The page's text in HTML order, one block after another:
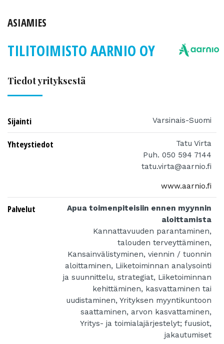
ASIAMIES
TILITOIMISTO AARNIO OY
Tiedot yrityksestä
Sijainti Varsinais-Suomi
Yhteystiedot
Tatu Virta
Puh. 050 594 7144
tatu.virta@aarnio.fi
www.aarnio.fi
Palvelut
Apua toimenpiteisiin ennen myynnin
aloittamista
Kannattavuuden parantaminen,
talouden terveyttäminen,
Kansainvälistyminen, viennin / tuonnin
aloittaminen, Liiketoiminnan analysointi
ja suunnittelu, strategiat, Liiketoiminnan
kehittäminen, kasvattaminen tai
uudistaminen, Yrityksen myyntikuntoon
saattaminen, arvon kasvattaminen,
Yritys- ja toimialajärjestelyt; fuusiot,
jakautumiset